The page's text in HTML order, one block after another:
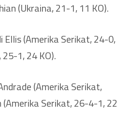
(Ukraina, 21-1, 11 KO).
(Amerika Serikat, 24-0,
1, 24 KO).
(Amerika Serikat,
Serikat, 26-4-1, 22